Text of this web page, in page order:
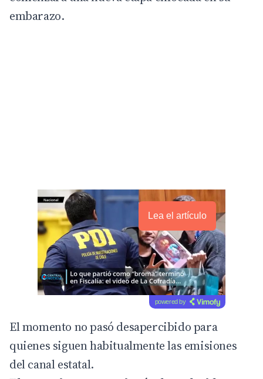
embarazo.
Lea el artículo
powered by
El momento no pasó desapercibido para
quienes siguen habitualmente las emisiones
del canal estatal.